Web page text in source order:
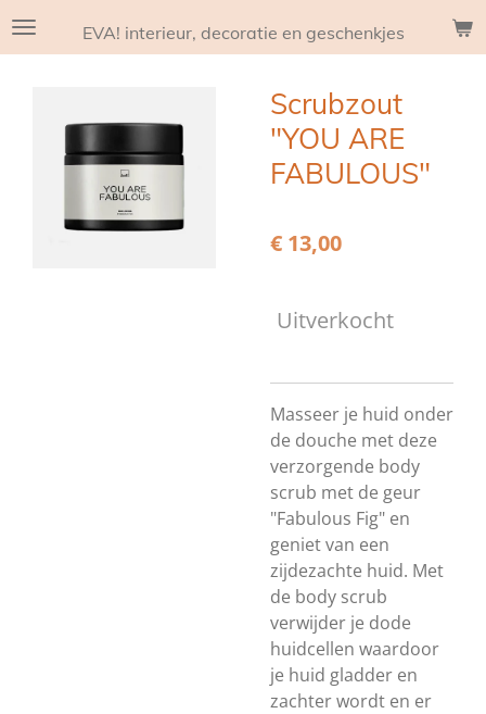
Ga
hoofdinhoud
EVA! interieur, decoratie en geschenkjes
Scrubzout
"YOU ARE
FABULOUS"
€ 13,00
Uitverkocht
Masseer je huid onder
de douche met deze
verzorgende body
scrub met de geur
"Fabulous Fig" en
geniet van een
zijdezachte huid. Met
de body scrub
verwijder je dode
huidcellen waardoor
je huid gladder en
zachter wordt en er